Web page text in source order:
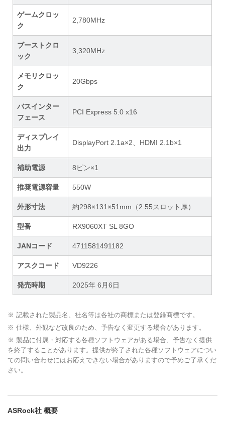
ゲームクロッ
ク
2,780MHz
ブーストクロ
ック
3,320MHz
メモリクロッ
ク
20Gbps
バスインター
フェース
PCI Express 5.0 x16
ディスプレイ
出力
DisplayPort 2.1a×2、HDMI 2.1b×1
補助電源 8ピン×1
推奨電源容量 550W
外形寸法 約298×131×51mm（2.55スロット厚）
型番 RX9060XT SL 8GO
JANコード 4711581491182
アスクコード VD9226
発売時期 2025年 6月6日
※ 記載された製品名、社名等は各社の商標または登録商標です。
※ 仕様、外観など改良のため、予告なく変更する場合があります。
※ 製品に付属・対応する各種ソフトウェアがある場合、予告なく提供
を終了することがあります。提供が終了された各種ソフトウェアについ
ての問い合わせにはお応えできない場合がありますので予めご了承くだ
さい。
ASRock社 概要